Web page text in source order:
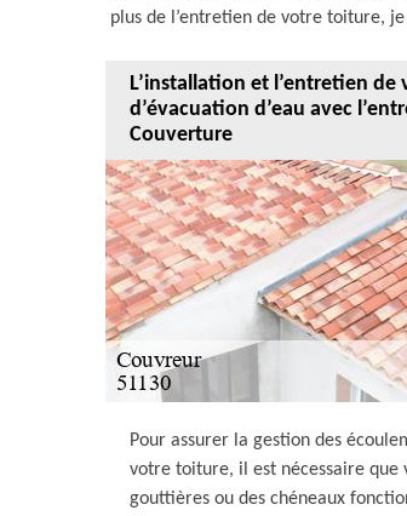
plus de l’entretien de votre toiture,
L’installation et l’entretien de
d’évacuation d’eau avec
Couverture
Pour assurer la gestion des
votre toiture, il est nécessaire que
gouttières ou des chéneaux